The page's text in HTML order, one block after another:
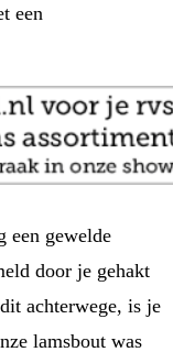
een
een gewelde
door je gehakt
achterwege, is je
lamsbout was